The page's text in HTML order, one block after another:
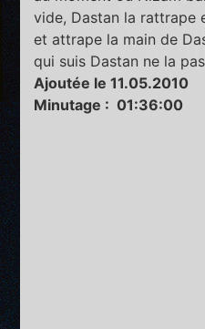
vide, Dastan la rattrape
et attrape la main de
qui suis Dastan ne la
Ajoutée le 11.05.2010
Minutage : 01:36:00